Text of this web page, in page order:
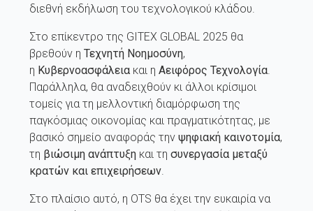
διεθνή εκδήλωση του τεχνολογικού κλάδου.
Στο επίκεντρο της GITEX GLOBAL 2025 θα
βρεθούν ηΤεχνητή Νοημοσύνη,
η Κυβερνοασφάλεια και ηΑειφόρος Τεχνολογία.
Παράλληλα, θα αναδειχθούν κι άλλοι κρίσιμοι
τομείς για τη μελλοντική διαμόρφωση της
παγκόσμιας οικονομίας και πραγματικότητας, με
βασικό σημείο αναφοράς τηνψηφιακή καινοτομία,
τη βιώσιμη ανάπτυξη και τησυνεργασία μεταξύ
κρατών και επιχειρήσεων.
Στο πλαίσιο αυτό, η OTS θα έχει την ευκαιρία να